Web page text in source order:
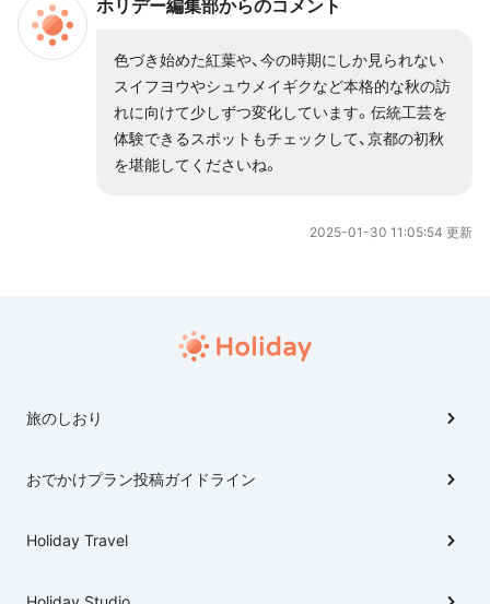
ホリデー編集部からのコメント
色づき始めた紅葉や、今の時期にしか見られない
スイフヨウやシュウメイギクなど本格的な秋の訪
れに向けて少しずつ変化しています。伝統工芸を
体験できるスポットもチェックして、京都の初秋
を堪能してくださいね。
2025-01-30 11:05:54 更新
旅のしおり
おでかけプラン投稿ガイドライン
Holiday Travel